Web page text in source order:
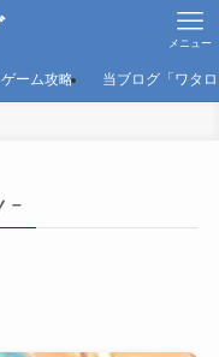
メニュー
ゲーム攻略 当ブログ「ワタ
–